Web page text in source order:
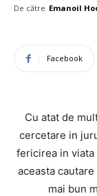
De către Emanoil
Facebook
Cu atat de
cercetare in
fericirea in
aceasta
mai bun